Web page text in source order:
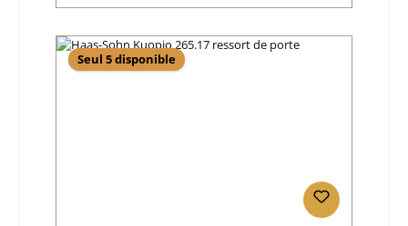
Seul 5 disponible